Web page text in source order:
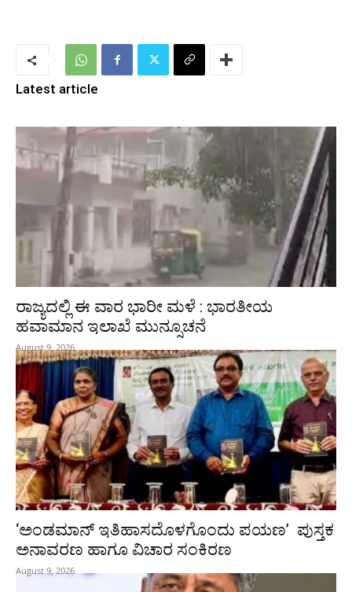
Latest article
ರಾಜ್ಯದಲ್ಲಿ ಈ ವಾರ ಭಾರೀ ಮಳೆ : ಭಾರತೀಯ
ಹವಾಮಾನ ಇಲಾಖೆ ಮುನ್ಸೂಚನೆ
August 9, 2026
‘ಅಂಡಮಾನ್ ಇತಿಹಾಸದೊಳಗೊಂದು ಪಯಣ’ ಪುಸ್ತಕ
ಅನಾವರಣ ಹಾಗೂ ವಿಚಾರ ಸಂಕಿರಣ
August 9, 2026